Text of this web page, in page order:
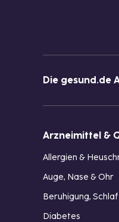
Die gesund.de
Arzneimittel &
Allergien &
Auge, Nase & Ohr
Beruhigung,
Diabetes